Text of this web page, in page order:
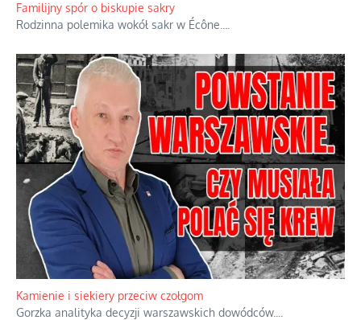
Familijny spór o biskupie sakry
Rodzinna polemika wokół sakr w Écône.
Kamienie i siekiery przeciw czołgom
Gorzka analityka decyzji warszawskich dowódców.